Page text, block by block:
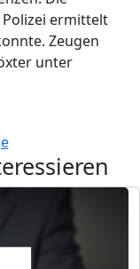
ermittelt
Zeugen
unter